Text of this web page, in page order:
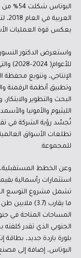
يعكس قوة العمليات
واستعرض الدكتور
الإنتاجي، وتنويع محفظة
وتطبيق أنظمة الرقمنة
البحث والتطوير
الليثيوم والأمونيا
تُجسّد رؤية الشركة في
تطلعات الأسواق
للمجموعة.
وعن الخطط
تشمل مشروع التوسع
ما يقارب (3.7)
المساحات المتاحة في
البوتاس، إضافة إلى